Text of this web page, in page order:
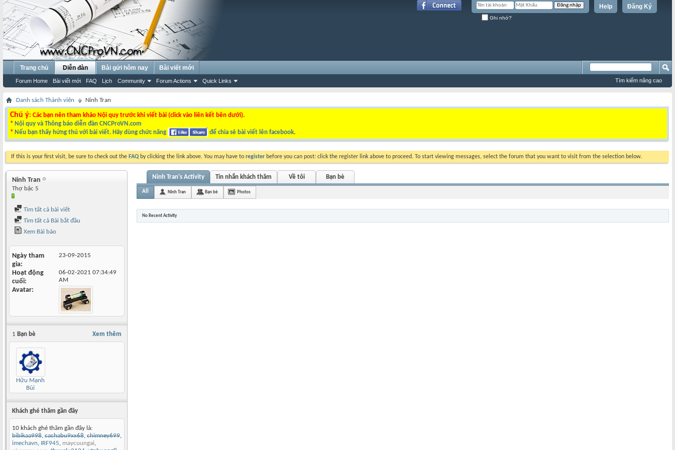
Đăng Ký
Help
Ghi nhớ?
Trang chủ Diễn đàn
Forum Home Bài viết mới FAQ Lịch Community Forum Actions Quick Links
Bài gửi hôm nay Bài viết mới
Tìm kiếm nâng cao
Danh sách Thành viên Ninh Tran
Chú ý: Các bạn nên tham khảo Nội quy trước khi viết bài (click vào liên kết bên dưới).
* Nội quy và Thông báo diễn đàn CNCProVN.com
* Nếu bạn thấy hứng thú với bài viết. Hãy dùng chức năng để chia sẻ bài viết lên facebook.
If this is your first visit, be sure to check out the FAQ by clicking the link above. You may have to register before you can post: click the register link above to proceed. To start viewing messages, select the forum that you want to visit from the selection below.
Ninh Tran
Thợ bậc 5
Tìm tất cả bài viết
Tìm tất cả Bài bắt đầu
Xem Bài báo
Ngày tham
gia
23-09-2015
Hoạt động
cuối
06-02-2021 07:34:49
AM
Avatar
Xem thêm
1 Bạn bè
Hữu Mạnh
Bùi
Khách ghé thăm gần đây
10 khách ghé thăm gần đây là:
bibikaa998, cachabu9xx68, chimney699,
imechavn, IRF945, maycuungai,
Ninh Tran's Activity Tin nhắn khách thăm Về tôi Bạn bè
All Ninh Tran Bạn bè Photos
No Recent Activity